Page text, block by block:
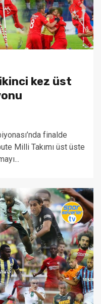
ikinci kez üst
finalde
Milli Takımı üst üste